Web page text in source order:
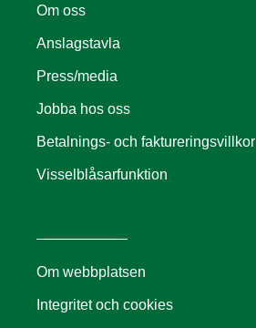
Om oss
Anslagstavla
Press/media
Jobba hos oss
Betalnings- och faktureringsvillkor
Visselblåsarfunktion
Om webbplatsen
Integritet och cookies